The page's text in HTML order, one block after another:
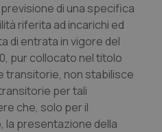
di una specifica
riferita ad incarichi ed
di entrata in vigore del
pur collocato nel titolo
transitorie, non stabilisce
per tali
che, solo per il
la presentazione della